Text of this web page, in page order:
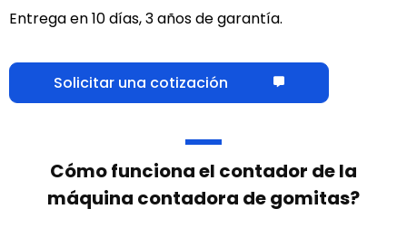
Entrega en 10 días, 3 años de garantía.
Solicitar una cotización
Cómo funciona el contador de la
máquina contadora de gomitas?